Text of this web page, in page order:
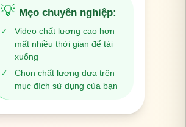
💡 Mẹo chuyên nghiệp:
✓
Video chất lượng cao hơn
mất nhiều thời gian để tải
xuống
✓
Chọn chất lượng dựa trên
mục đích sử dụng của bạn